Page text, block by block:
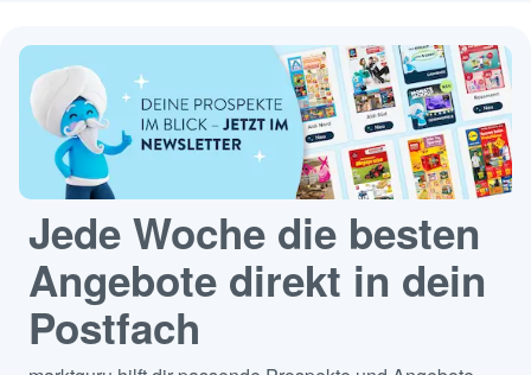
Jede Woche die besten
Angebote direkt in dein
Postfach